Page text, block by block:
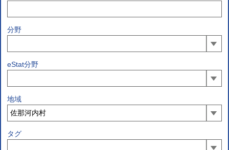
分野
eStat分野
地域
タグ